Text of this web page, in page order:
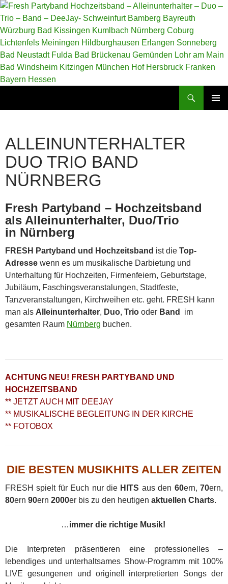
Zum
Inhalt
springen
Fresh Partyband Hochzeitsband – Alleinunterhalter – Duo – Trio – Band – DeeJay- Schweinfurt Bamberg Bayreuth Würzburg Bad Kissingen Kumlbach Nürnberg Coburg Lichtenfels Meiningen Hildburghausen Erlangen Sonneberg Bad Neustadt Fulda Bad Brückenau Gemünden Lohr am Main Bad Windsheim Kitzingen München Hof Hersbruck Franken Bayern Hessen
ALLEINUNTERHALTER
DUO TRIO BAND
NÜRNBERG
Fresh Partyband – Hochzeitsband
als Alleinunterhalter, Duo/Trio
in Nürnberg
FRESH Partyband und Hochzeitsband ist die Top-
Adresse wenn es um musikalische Darbietung und
Unterhaltung für Hochzeiten, Firmenfeiern, Geburtstage,
Jubiläum, Faschingsveranstalungen, Stadtfeste,
Tanzveranstaltungen, Kirchweihen etc. geht. FRESH kann
man als Alleinunterhalter, Duo, Trio oder Band
im
gesamten Raum Nürnberg buchen.
ACHTUNG NEU! FRESH PARTYBAND UND
HOCHZEITSBAND
** JETZT AUCH MIT DEEJAY
** MUSIKALISCHE BEGLEITUNG IN DER KIRCHE
** FOTOBOX
DIE BESTEN MUSIKHITS ALLER ZEITEN
FRESH spielt für Euch nur die HITS aus den 60ern,70ern,
80ern 90ern 2000er bis zu den heutigen aktuellen Charts.
…immer die richtige Musik!
Die Interpreten präsentieren eine professionelles –
lebendiges und unterhaltsames Show-Programm mit 100%
LIVE gesungenen und originell interpretierten Songs der